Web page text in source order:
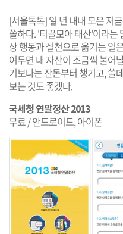
털
[서울톡톡] 일 년 내내 모은 저
쏠하다. '티끌모아 태산'이라는
상 행동과 실천으로 옮기는 일
여두면 내 자산이 조금씩 불어
기보다는 잔돈부터 챙기고, 쓸
보는 것도 좋겠다.
국세청 연말정산 2013
무료 / 안드로이드, 아이폰